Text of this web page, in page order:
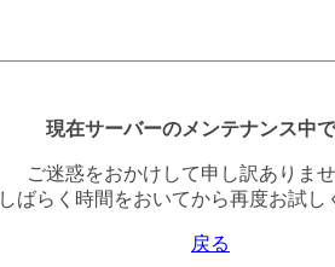
現在サーバーのメンテナンス中で
ご迷惑をおかけして申し訳ありませ
しばらく時間をおいてから再度お試し
戻る